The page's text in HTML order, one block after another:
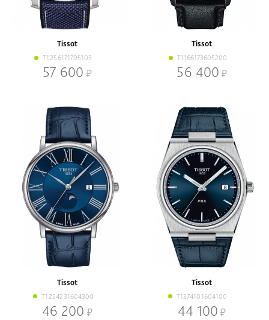
Tissot
T1256171705103
57 600
Tissot
T1166173605200
56 400
Tissot
T1224231604300
46 200
Tissot
T1374101604100
44 100